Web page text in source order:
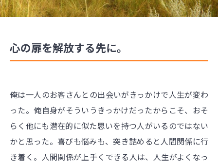
心の扉を解放する先に。
俺は一人のお客さんとの出会いがきっかけで人生が変わ
った。俺自身がそういうきっかけだったからこそ、おそ
らく他にも潜在的に似た思いを持つ人がいるのではない
かと思った。喜びも悩みも、突き詰めると人間関係に行
き着く。人間関係が上手くできる人は、人生がよくなっ